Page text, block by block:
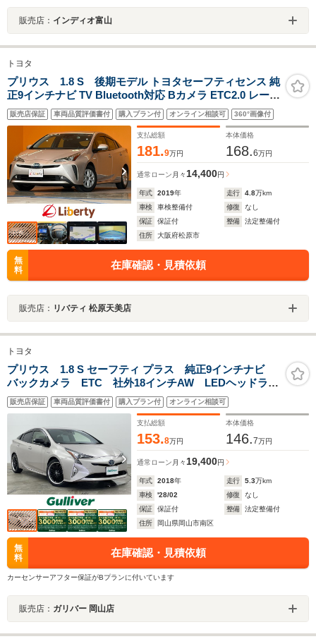
販売店： インディオ富山
トヨタ
プリウス 1.8 S 後期モデル トヨタセーフティセンス 純
正9インチナビ TV Bluetooth対応 Bカメラ ETC2.0 レーダ
ークルーズコントロール 革巻きステアリング LEDヘッド
ライト フォグライト スマートキー 純正アルミホイール
販売店保証 車両品質評価書付 購入プラン付 オンライン相談可 360°画像付
支払総額
181.9万円
本体価格
168.6万円
通常ローン 月々 14,400円
年式 2019年 走行 4.8万km
車検
車検整備付 修復
なし
保証
保証付 整備
法定整備付
住所
大阪府松原市
無
料
在庫確認・見積依頼
販売店： リバティ 松原天美店
トヨタ
プリウス 1.8 S セーフティ プラス 純正9インチナビ
バックカメラ ETC 社外18インチAW LEDヘッドライ
ト トヨタセーフティーセンス プリクラッシュセーフ
ティ レーンアシスト レーダークルーズコントロー
ル ブラインドスポットモニター
販売店保証 車両品質評価書付 購入プラン付 オンライン相談可
支払総額
153.8万円
本体価格
146.7万円
通常ローン 月々 19,400円
年式 2018年 走行 5.3万km
車検
'28/02 修復
なし
保証
保証付 整備
法定整備付
住所
岡山県岡山市南区
無
料
在庫確認・見積依頼
カーセンサーアフター保証がBプランに付いています
販売店： ガリバー 岡山店